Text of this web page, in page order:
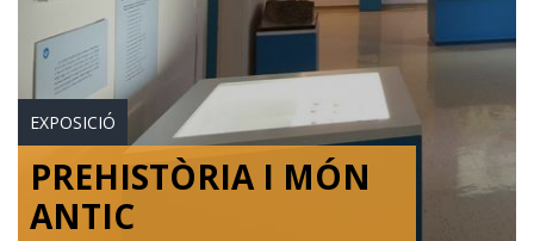
EXPOSICIÓ
PREHISTÒRIA I MÓN
ANTIC